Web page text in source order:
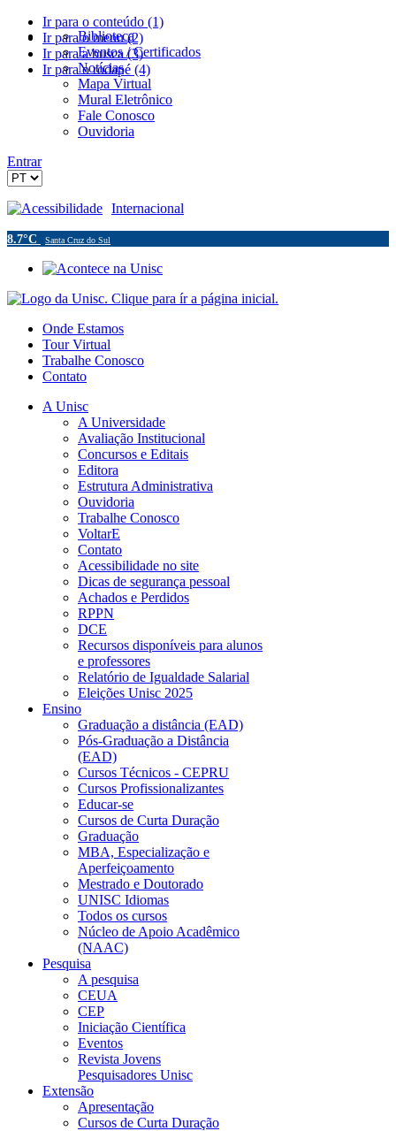
Ir para o conteúdo (1)
Ir para o menu (2)
Ir para a busca (3)
Ir para o rodapé (4)
Biblioteca
Eventos / Certificados
Notícias
Mapa Virtual
Mural Eletrônico
Fale Conosco
Ouvidoria
Entrar
Acessibilidade Internacional
8.7°C Santa Cruz do Sul
Onde Estamos
Tour Virtual
Trabalhe Conosco
Contato
A Unisc
A Universidade
Avaliação Institucional
Concursos e Editais
Editora
Estrutura Administrativa
Ouvidoria
Trabalhe Conosco
VoltarE
Contato
Acessibilidade no site
Dicas de segurança pessoal
Achados e Perdidos
RPPN
DCE
Recursos disponíveis para alunos
e professores
Relatório de Igualdade Salarial
Eleições Unisc 2025
Ensino
Graduação a distância (EAD)
Pós-Graduação a Distância
(EAD)
Cursos Técnicos - CEPRU
Cursos Profissionalizantes
Educar-se
Cursos de Curta Duração
Graduação
MBA, Especialização e
Aperfeiçoamento
Mestrado e Doutorado
UNISC Idiomas
Todos os cursos
Núcleo de Apoio Acadêmico
(NAAC)
Pesquisa
A pesquisa
CEUA
CEP
Iniciação Científica
Eventos
Revista Jovens
Pesquisadores Unisc
Extensão
Apresentação
Cursos de Curta Duração